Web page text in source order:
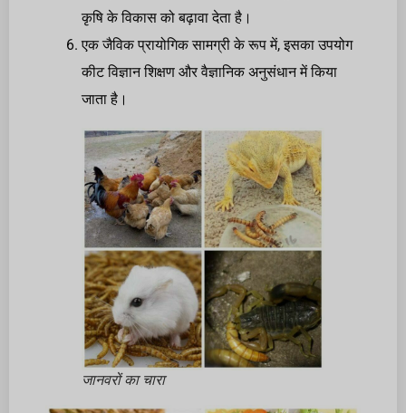
कृषि के विकास को बढ़ावा देता है।
एक जैविक प्रायोगिक सामग्री के रूप में, इसका उपयोग
कीट विज्ञान शिक्षण और वैज्ञानिक अनुसंधान में किया
जाता है।
जानवरों का चारा